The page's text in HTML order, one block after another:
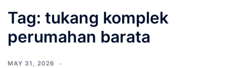
Tag: tukang komplek
perumahan barata
MAY 31, 2026